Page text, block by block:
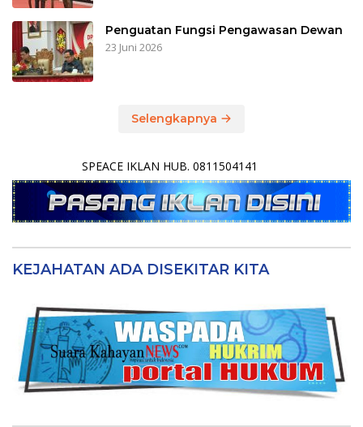
Penguatan Fungsi Pengawasan Dewan
23 Juni 2026
Selengkapnya
SPEACE IKLAN HUB. 0811504141
KEJAHATAN ADA DISEKITAR KITA